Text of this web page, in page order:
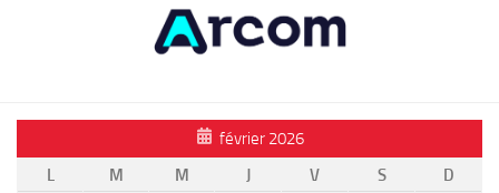
février 2026
L
M M J V S
D